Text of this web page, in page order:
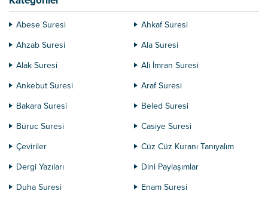
Abese Suresi
Ahkaf Suresi
Ahzab Suresi
Ala Suresi
Alak Suresi
Ali İmran Suresi
Ankebut Suresi
Araf Suresi
Bakara Suresi
Beled Suresi
Büruc Suresi
Casiye Suresi
Çeviriler
Cüz Cüz Kuranı Tanıyalım
Dergi Yazıları
Dini Paylaşımlar
Duha Suresi
Enam Suresi